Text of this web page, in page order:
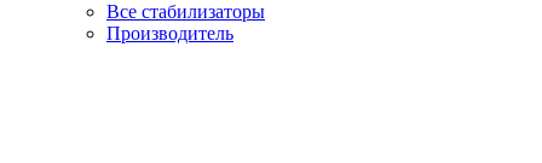
Все стабилизаторы
Производитель